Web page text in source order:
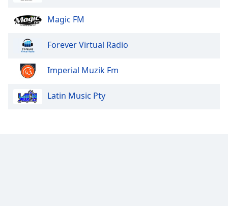
Magic FM
Forever Virtual Radio
Imperial Muzik Fm
Latin Music Pty